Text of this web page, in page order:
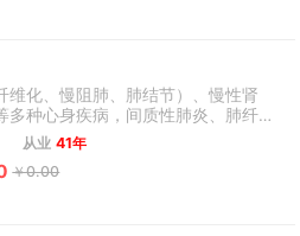
维化、慢阻肺、肺结节）、慢性肾
多种心身疾病，间质性肺炎、肺纤维
及肺部肿瘤的中医联合诊治。特别是
、血氧饱和度低等肺部病症有丰富的
从业 41年
￥0.00